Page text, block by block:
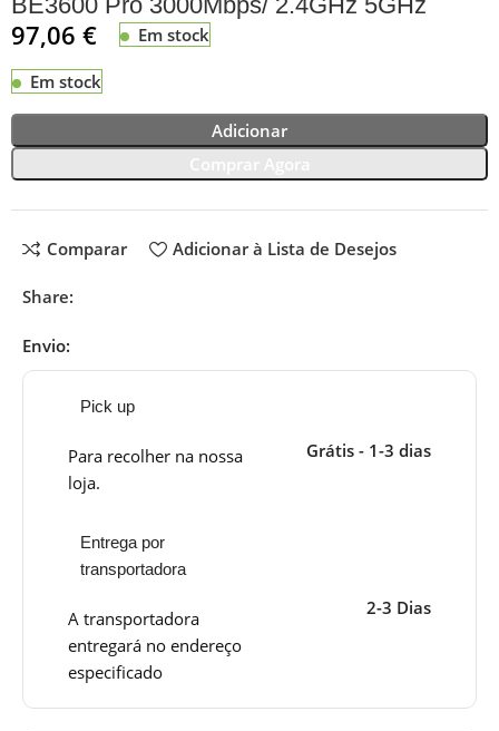
97,06€ Em stock
Em stock
Adicionar
Comparar Adicionar à Lista de Desejos
Share:
Envio:
Pick up
Para recolher na nossa
loja.
Grátis - 1-3 dias
Entrega por
transportadora
A transportadora
entregará no endereço
especificado
2-3 Dias